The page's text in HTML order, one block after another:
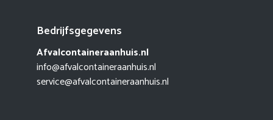
Bedrijfsgegevens
Afvalcontaineraanhuis.nl
info@afvalcontaineraanhuis.nl
service@afvalcontaineraanhuis.nl